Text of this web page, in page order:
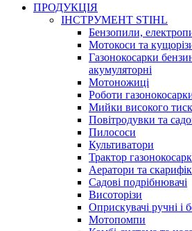
ПРОДУКЦІЯ
ІНСТРУМЕНТ STIHL
Бензопили,
Мотокоси та
Газонокосарки
акумуляторні
Мотоножиці
Роботи
Мийки високого
Повітродувки та
Пилососи
Культиватори
Трактор
Аератори та
Садові подрібнювачі
Висоторізи
Оприскувачі ручні і
Мотопомпи